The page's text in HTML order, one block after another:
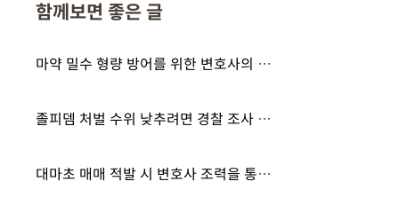
함께보면 좋은 글
마약 밀수 형량 방어를 위한 변호사의 법적 대응 가이드
졸피뎀 처벌 수위 낮추려면 경찰 조사 어떻게 대비해야 할까?
대마초 매매 적발 시 변호사 조력을 통한 경찰 조사 대비는?